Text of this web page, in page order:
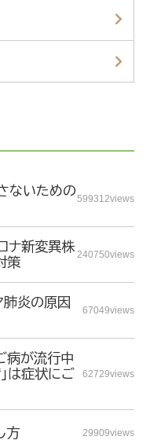
ないための
599312views
ナ新変異株
策
240750views
肺炎の原因
67049views
病が流行中
は症状にご
62729views
方 29909views